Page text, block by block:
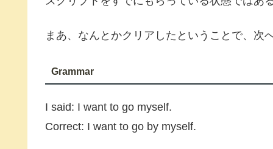
まあ、なんとかクリアしたということで、次へ
Grammar
I said: I want to go myself.
Correct: I want to go by myself.